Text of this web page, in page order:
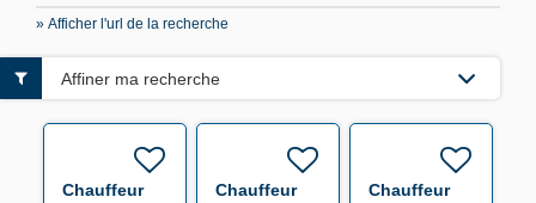
» Afficher l'url de la recherche
Chauffeur
Chauffeur
Chauffeur
Affiner ma recherche